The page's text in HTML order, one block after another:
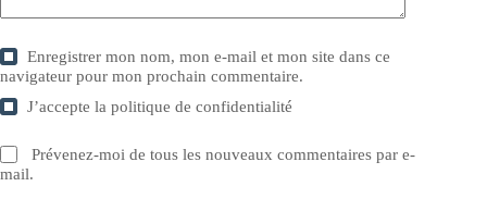
Enregistrer mon nom, mon e-mail et mon site dans ce
navigateur pour mon prochain commentaire.
J’accepte lapolitique de confidentialité
Prévenez-moi de tous les nouveaux commentaires par e-
mail.